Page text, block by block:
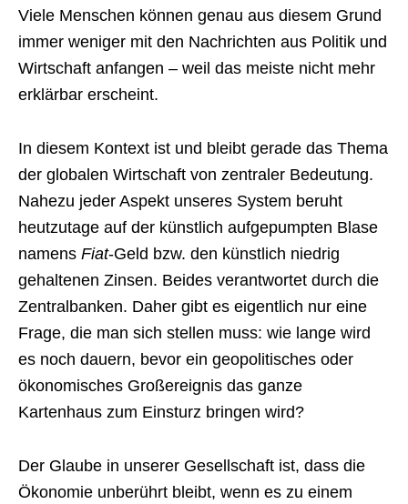
Viele Menschen können genau aus diesem Grund
immer weniger mit den Nachrichten aus Politik und
Wirtschaft anfangen – weil das meiste nicht mehr
erklärbar erscheint.
In diesem Kontext ist und bleibt gerade das Thema
der globalen Wirtschaft von zentraler Bedeutung.
Nahezu jeder Aspekt unseres System beruht
heutzutage auf der künstlich aufgepumpten Blase
namens Fiat-Geld bzw. den künstlich niedrig
gehaltenen Zinsen. Beides verantwortet durch die
Zentralbanken. Daher gibt es eigentlich nur eine
Frage, die man sich stellen muss: wie lange wird
es noch dauern, bevor ein geopolitisches oder
ökonomisches Großereignis das ganze
Kartenhaus zum Einsturz bringen wird?
Der Glaube in unserer Gesellschaft ist, dass die
Ökonomie unberührt bleibt, wenn es zu einem